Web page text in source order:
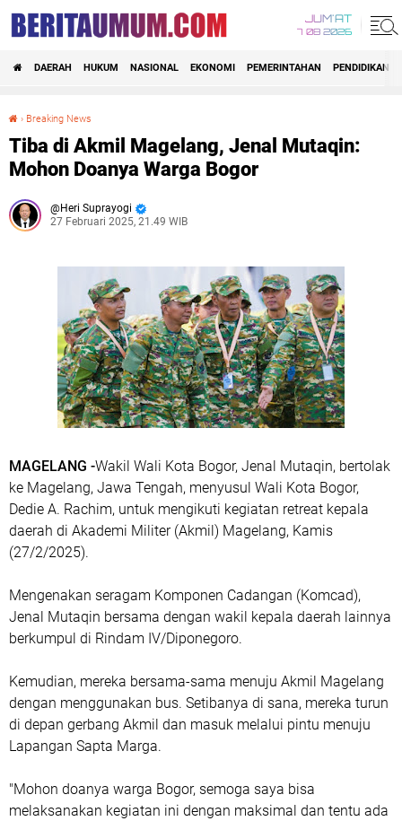
JUM'AT
7 08 2026
DAERAH HUKUM NASIONAL EKONOMI PEMERINTAHAN PENDIDIKAN
› Breaking News
Tiba di Akmil Magelang, Jenal Mutaqin:
Mohon Doanya Warga Bogor
Heri Suprayogi
27 Februari 2025, 21.49 WIB
MAGELANG -Wakil Wali Kota Bogor, Jenal Mutaqin, bertolak
ke Magelang, Jawa Tengah, menyusul Wali Kota Bogor,
Dedie A. Rachim, untuk mengikuti kegiatan retreat kepala
daerah di Akademi Militer (Akmil) Magelang, Kamis
(27/2/2025).
Mengenakan seragam Komponen Cadangan (Komcad),
Jenal Mutaqin bersama dengan wakil kepala daerah lainnya
berkumpul di Rindam IV/Diponegoro.
Kemudian, mereka bersama-sama menuju Akmil Magelang
dengan menggunakan bus. Setibanya di sana, mereka turun
di depan gerbang Akmil dan masuk melalui pintu menuju
Lapangan Sapta Marga.
"Mohon doanya warga Bogor, semoga saya bisa
melaksanakan kegiatan ini dengan maksimal dan tentu ada